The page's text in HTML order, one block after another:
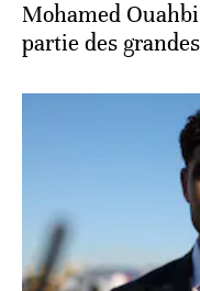
Mohamed
partie des